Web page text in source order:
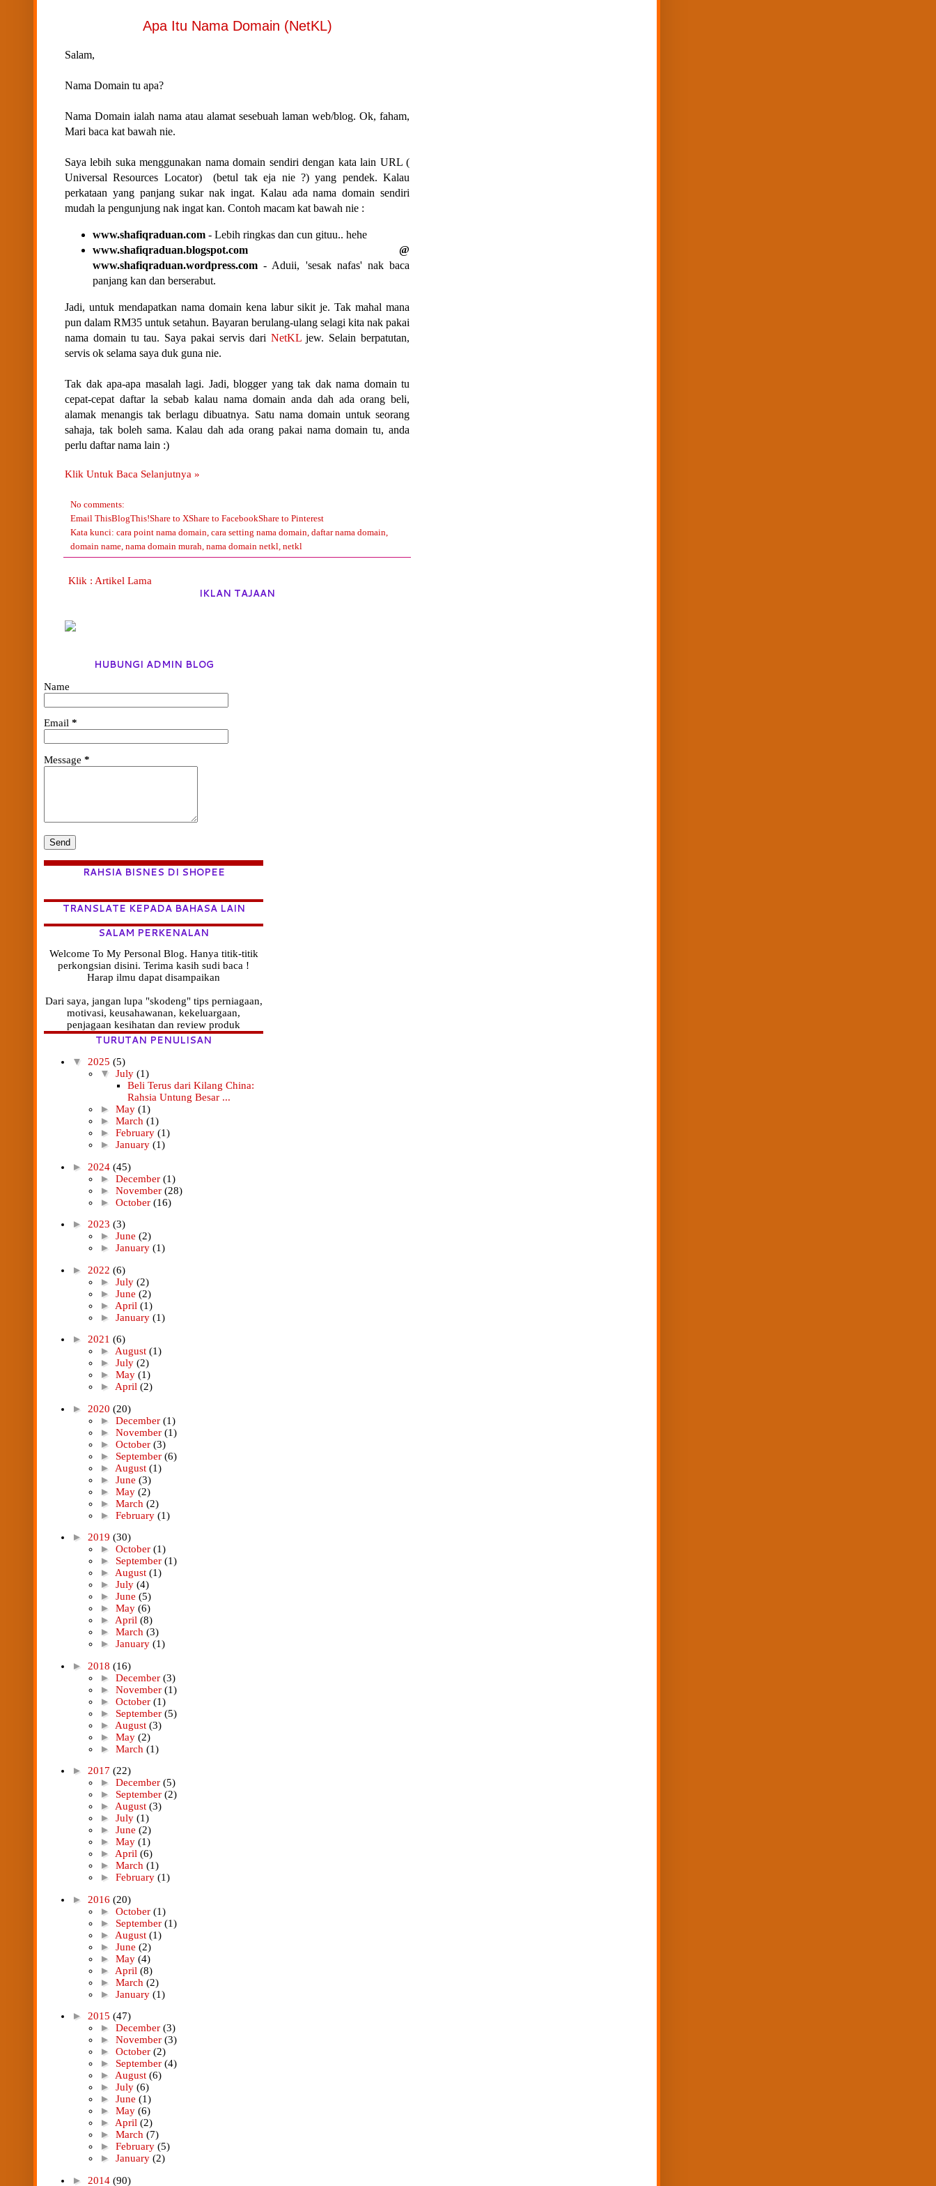
Apa Itu Nama Domain (NetKL)
Salam,
Nama Domain tu apa?
Nama Domain ialah nama atau alamat sesebuah laman web/blog. Ok, faham,
Mari baca kat bawah nie.
Saya lebih suka menggunakan nama domain sendiri dengan kata lain URL (
Universal Resources Locator) (betul tak eja nie ?) yang pendek. Kalau
perkataan yang panjang sukar nak ingat. Kalau ada nama domain sendiri
mudah la pengunjung nak ingat kan. Contoh macam kat bawah nie :
www.shafiqraduan.com - Lebih ringkas dan cun gituu.. hehe
www.shafiqraduan.blogspot.com @
www.shafiqraduan.wordpress.com- Aduii, 'sesak nafas' nak baca
panjang kan dan berserabut.
Jadi, untuk mendapatkan nama domain kena labur sikit je. Tak mahal mana
pun dalam RM35 untuk setahun. Bayaran berulang-ulang selagi kita nak pakai
nama domain tu tau. Saya pakai servis dari NetKLjew. Selain berpatutan,
servis ok selama saya duk guna nie.
Tak dak apa-apa masalah lagi. Jadi, blogger yang tak dak nama domain tu
cepat-cepat daftar la sebab kalau nama domain anda dah ada orang beli,
alamak menangis tak berlagu dibuatnya. Satu nama domain untuk seorang
sahaja, tak boleh sama. Kalau dah ada orang pakai nama domain tu, anda
perlu daftar nama lain :)
Klik Untuk Baca Selanjutnya »
No comments:
Email ThisBlogThis!Share to XShare to FacebookShare to Pinterest
Kata kunci: cara point nama domain, cara setting nama domain, daftar nama domain,
domain name, nama domain murah, nama domain netkl, netkl
Klik : Artikel Lama
IKLAN TAJAAN
HUBUNGI ADMIN BLOG
Name
Email *
Message *
RAHSIA BISNES DI SHOPEE
TRANSLATE KEPADA BAHASA LAIN
SALAM PERKENALAN
Welcome To My Personal Blog. Hanya titik-titik
perkongsian disini. Terima kasih sudi baca !
Harap ilmu dapat disampaikan
Dari saya, jangan lupa "skodeng" tips perniagaan,
motivasi, keusahawanan, kekeluargaan,
penjagaan kesihatan dan review produk
TURUTAN PENULISAN
▼ 2025 (5)
▼ July (1)
Beli Terus dari Kilang China:
Rahsia Untung Besar ...
► May (1)
► March (1)
► February (1)
► January (1)
► 2024 (45)
► December (1)
► November (28)
► October (16)
► 2023 (3)
► June (2)
► January (1)
► 2022 (6)
► July (2)
► June (2)
► April (1)
► January (1)
► 2021 (6)
► August (1)
► July (2)
► May (1)
► April (2)
► 2020 (20)
► December (1)
► November (1)
► October (3)
► September (6)
► August (1)
► June (3)
► May (2)
► March (2)
► February (1)
► 2019 (30)
► October (1)
► September (1)
► August (1)
► July (4)
► June (5)
► May (6)
► April (8)
► March (3)
► January (1)
► 2018 (16)
► December (3)
► November (1)
► October (1)
► September (5)
► August (3)
► May (2)
► March (1)
► 2017 (22)
► December (5)
► September (2)
► August (3)
► July (1)
► June (2)
► May (1)
► April (6)
► March (1)
► February (1)
► 2016 (20)
► October (1)
► September (1)
► August (1)
► June (2)
► May (4)
► April (8)
► March (2)
► January (1)
► 2015 (47)
► December (3)
► November (3)
► October (2)
► September (4)
► August (6)
► July (6)
► June (1)
► May (6)
► April (2)
► March (7)
► February (5)
► January (2)
► 2014 (90)